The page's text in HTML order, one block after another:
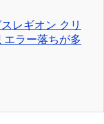
レギオン クリ
エラー落ちが多